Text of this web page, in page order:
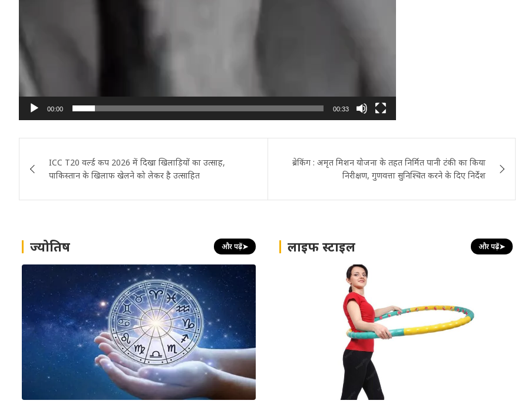
00:00 00:33
navigation
ICC T20 वर्ल्ड कप 2026 में दिखा खिलाड़ियों का उत्साह,
पाकिस्तान के खिलाफ खेलने को लेकर है उत्साहित
ब्रेकिंग : अमृत मिशन योजना के तहत निर्मित पानी टंकी का किया
निरीक्षण, गुणवत्ता सुनिश्चित करने के दिए निर्देश
ज्योतिष और पढ़ें➤ लाइफ स्टाइल और पढ़ें➤